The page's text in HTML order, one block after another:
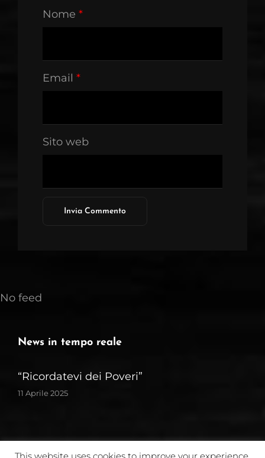
Nome *
Email *
Sito web
No feed
News in tempo reale
“Ricordatevi dei Poveri”
11 Aprile 2025